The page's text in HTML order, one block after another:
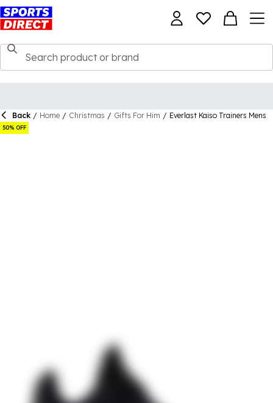
Back / Home / Christmas / Gifts For Him / Everlast Kaiso Trainers Mens
50% OFF